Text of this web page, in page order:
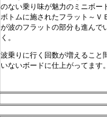
のない乗り味が魅力のミニボー
ボトムに施されたフラット～Ｖ
が波のフラットの部分も進んで
く。
波乗りに行く回数が増えること
いないボードに仕上がってます